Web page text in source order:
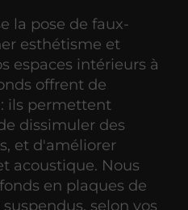
la pose de faux-
esthétisme et
espaces intérieurs à
offrent de
ils permettent
dissimuler des
et d'améliorer
acoustique. Nous
en plaques de
selon vos